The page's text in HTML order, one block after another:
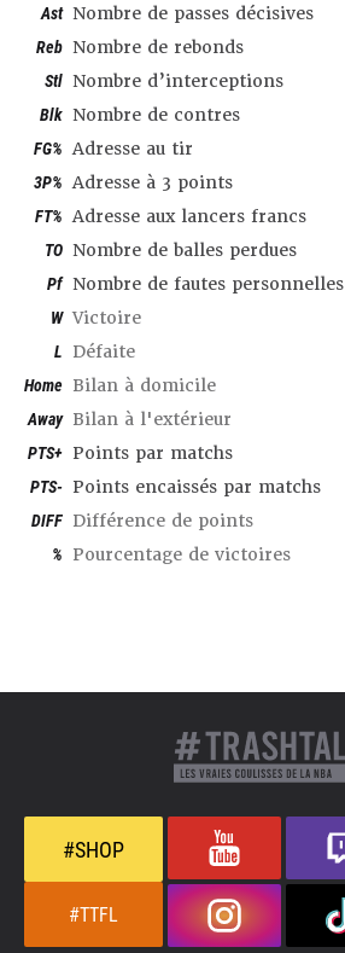
Ast Nombre de passes décisives
Reb Nombre de rebonds
Stl Nombre d’interceptions
Blk Nombre de contres
FG% Adresse au tir
3P% Adresse à 3 points
FT% Adresse aux lancers francs
TO Nombre de balles perdues
Pf Nombre de fautes personnelles
W Victoire
L Défaite
Home Bilan à domicile
Away Bilan à l'extérieur
PTS+ Points par matchs
PTS- Points encaissés par matchs
DIFF Différence de points
% Pourcentage de victoires
#SHOP
#TTFL